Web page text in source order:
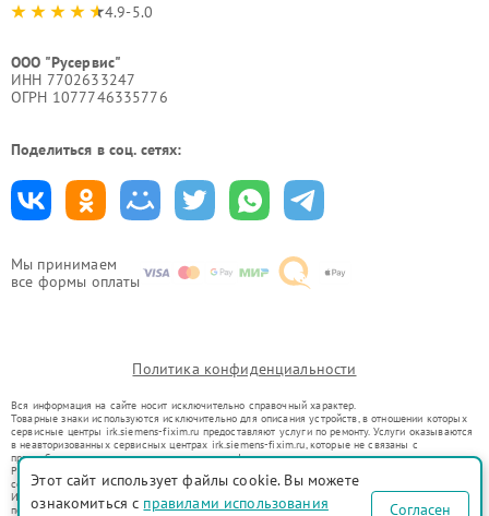
Мы принимаем
все формы оплаты
4.9-5.0
ООО "Русервис"
ИНН 7702633247
ОГРН 1077746335776
Поделиться в соц. сетях:
Политика конфиденциальности
Вся информация на сайте носит исключительно справочный характер.
Товарные знаки используются исключительно для описания устройств, в отношении которых
сервисные центры irk.siemens-fixim.ru предоставляют услуги по ремонту. Услуги оказываются
в неавторизованных сервисных центрах irk.siemens-fixim.ru, которые не связаны с
правообладателями товарных знаков или их официальными представителями.
Ремонт осуществляется для устройств, уже введенных в гражданский оборот в соответствии
со статьей 1487 ГК РФ.
Использование товарных знаков не преследует цели индивидуализации услуг или введения
потребителей в заблуждение, а служит для информирования о предоставляемых услугах по
Этот сайт использует файлы cookie. Вы можете
ознакомиться с правилами использования Согласен